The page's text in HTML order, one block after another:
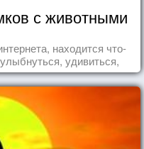
с животными
находится что-
удивиться,